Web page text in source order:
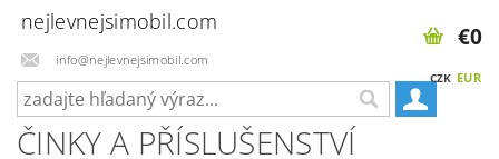
nejlevnejsimobil.com
info@nejlevnejsimobil.com
CZK EUR
€0
ČINKY A PŘÍSLUŠENSTVÍ